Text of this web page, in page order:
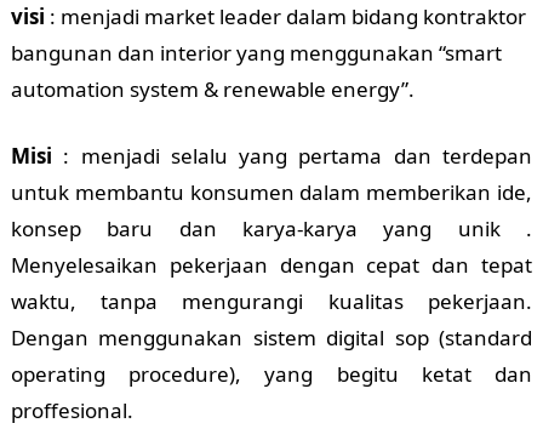
visi : menjadi market leader dalam bidang kontraktor
bangunan dan interior yang menggunakan “smart
automation system & renewable energy”.
Misi : menjadi selalu yang pertama dan terdepan
untuk membantu konsumen dalam memberikan ide,
konsep baru dan karya-karya yang unik .
Menyelesaikan pekerjaan dengan cepat dan tepat
waktu, tanpa mengurangi kualitas pekerjaan.
Dengan menggunakan sistem digital sop (standard
operating procedure), yang begitu ketat dan
proffesional.